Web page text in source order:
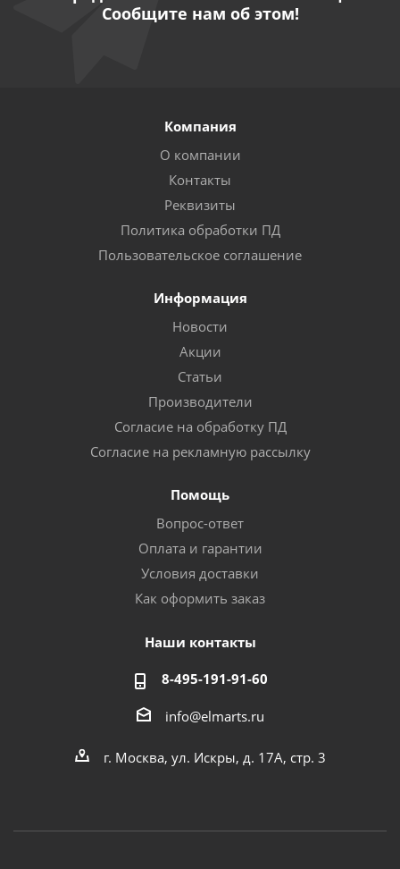
Сообщите нам об этом!
Компания
О компании
Контакты
Реквизиты
Политика обработки ПД
Пользовательское соглашение
Информация
Новости
Акции
Статьи
Производители
Согласие на обработку ПД
Согласие на рекламную рассылку
Помощь
Вопрос-ответ
Оплата и гарантии
Условия доставки
Как оформить заказ
Наши контакты
8-495-191-91-60
info@elmarts.ru
г. Москва, ул. Искры, д. 17А, стр. 3